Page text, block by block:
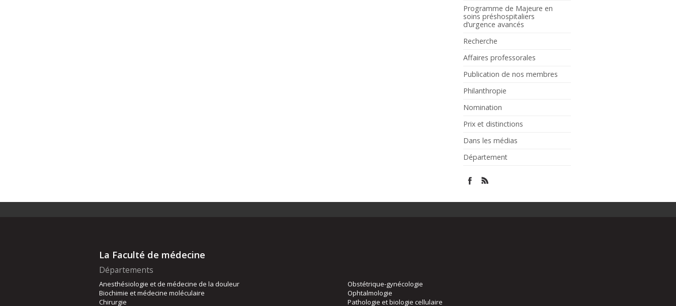
Programme de Majeure en
soins préshospitaliers
d’urgence avancés
Recherche
Affaires professorales
Publication de nos membres
Philanthropie
Nomination
Prix et distinctions
Dans les médias
Département
La Faculté de médecine
Départements
Anesthésiologie et de médecine de la douleur
Biochimie et médecine moléculaire
Chirurgie
Obstétrique-gynécologie
Ophtalmologie
Pathologie et biologie cellulaire